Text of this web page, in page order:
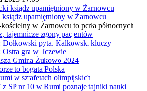
upamiętniony w Żarnowcu
w Żarnowcu to perła północnych
tajemnicze zgony pacjentów
Dołkowski pyta, Kalkowski kluczy
gra w Tczewie
Gmina Żukowo 2024
to bogata Polska
w sztafetach olimpijskich
SP nr 10 w Rumi poznaje tajniki nauki